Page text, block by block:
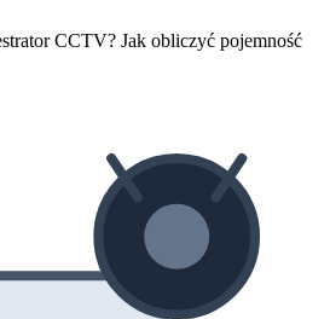
CCTV? Jak obliczyć pojemność